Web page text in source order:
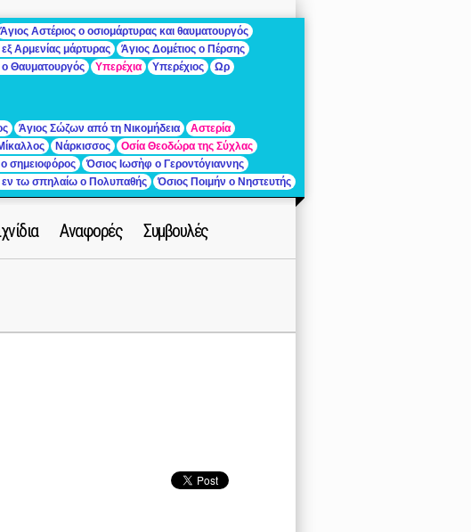
Άγιος Αστέριος ο οσιομάρτυρας και θαυματουργός
Αρμενίας μάρτυρας
Άγιος Δομέτιος ο Πέρσης
Θαυματουργός
Υπερέχια Υπερέχιος Ωρ
Άγιος Σώζων από τη Νικομήδεια
Αστερία
Νάρκισσος
Οσία Θεοδώρα της Σύχλας
σημειοφόρος
Όσιος Ιωσὴφ ο Γεροντόγιαννης
εν τω σπηλαίω ο Πολυπαθής
Όσιος Ποιμήν ο Νηστευτής
Αναφορές Συμβουλές